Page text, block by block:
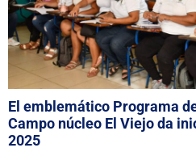
El emblemático Programa
Campo núcleo El Viejo da
2025